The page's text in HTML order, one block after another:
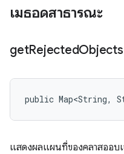
เมธอดสาธารณะ
getRejectedObjects
public Map<String,
แสดงผลแผนที่ของคลาสออบ